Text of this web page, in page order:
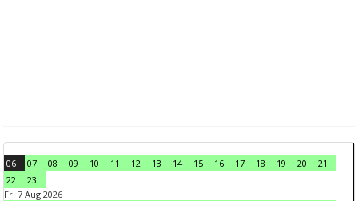
06 07 08 09 10 11 12 13 14 15 16 17 18 19 20
21
22
23
Fri 7 Aug 2026